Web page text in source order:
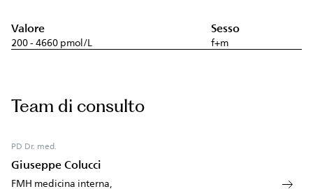
Valore Sesso
200 - 4660 pmol/L f+m
Team di consulto
PD Dr. med.
Giuseppe Colucci
FMH medicina interna,